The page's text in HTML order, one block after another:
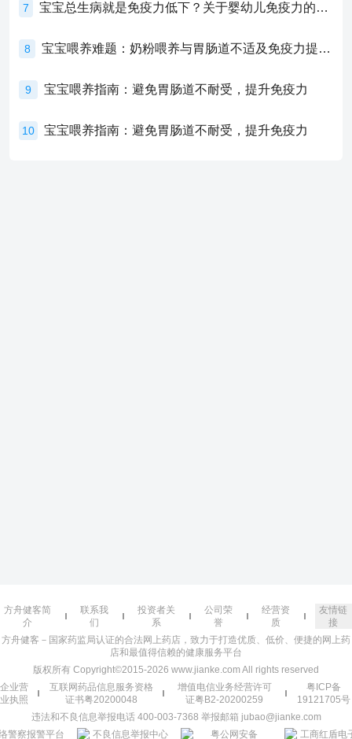
7 宝宝总生病就是免疫力低下？关于婴幼儿免疫力的真相，家长必须了解！
8 宝宝喂养难题：奶粉喂养与胃肠道不适及免疫力提升的奥秘
9 宝宝喂养指南：避免胃肠道不耐受，提升免疫力
10 宝宝喂养指南：避免胃肠道不耐受，提升免疫力
方舟健客简
介
联系我
们
投资者关
系
公司荣
誉
经营资
质
友情链
接
方舟健客－国家药监局认证的合法网上药店，致力于打造优质、低价、便捷的网上药
店和最值得信赖的健康服务平台
版权所有 Copyright©2015-2026 www.jianke.com All rights reserved
企业营
业执照
互联网药品信息服务资格
证书粤20200048
增值电信业务经营许可
证粤B2-20200259
粤ICP备
19121705号
违法和不良信息举报电话 400-003-7368 举报邮箱 jubao@jianke.com